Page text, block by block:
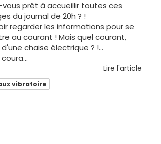
vous prêt à accueillir toutes ces
du journal de 20h ? !
regarder les informations pour se
au courant ! Mais quel courant,
chaise électrique ? !...
Lire l'article
vibratoire